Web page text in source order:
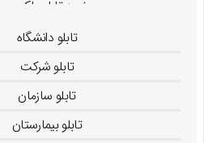
خرید تابلو پلکسی
فرهاد رحمانی
تابلو دانشگاه
تابلو شرکت
تابلو سازمان
تابلو بیمارستان